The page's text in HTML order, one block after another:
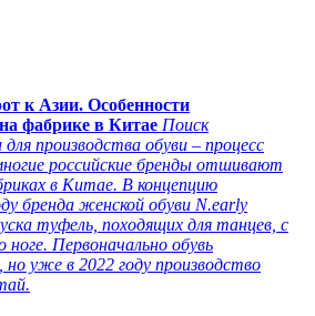
к Азии. Особенности
фабрике в Китае Поиск
производства обуви – процесс
российские бренды отшивают
в Китае. В концепцию
бренда женской обуви N.early
туфель, походящих для танцев, с
ноге. Первоначально обувь
уже в 2022 году производство